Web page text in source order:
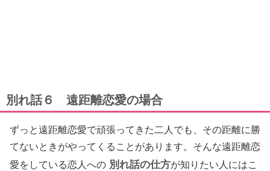
別れ話６ 遠距離恋愛の場合
ずっと遠距離恋愛で頑張ってきた二人でも、その距離に勝
てないときがやってくることがあります。そんな遠距離恋
愛をしている恋人への 別れ話の仕方が知りたい人にはこ